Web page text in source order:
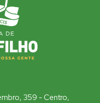
359 - Centro,